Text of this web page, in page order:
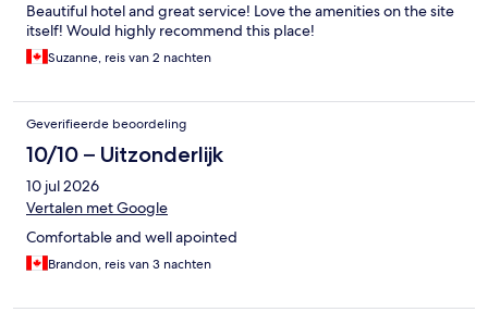
Beautiful hotel and great service! Love the amenities on the site
itself! Would highly recommend this place!
Suzanne, reis van 2 nachten
Geverifieerde beoordeling
10/10 – Uitzonderlijk
10 jul 2026
Vertalen met Google
Comfortable and well apointed
Brandon, reis van 3 nachten